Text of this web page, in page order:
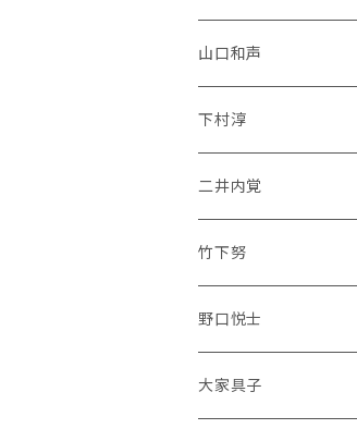
山口和声
下村淳
二井内覚
竹下努
野口悦士
大家具子